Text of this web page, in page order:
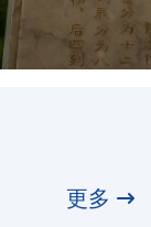
更多
创佳绩